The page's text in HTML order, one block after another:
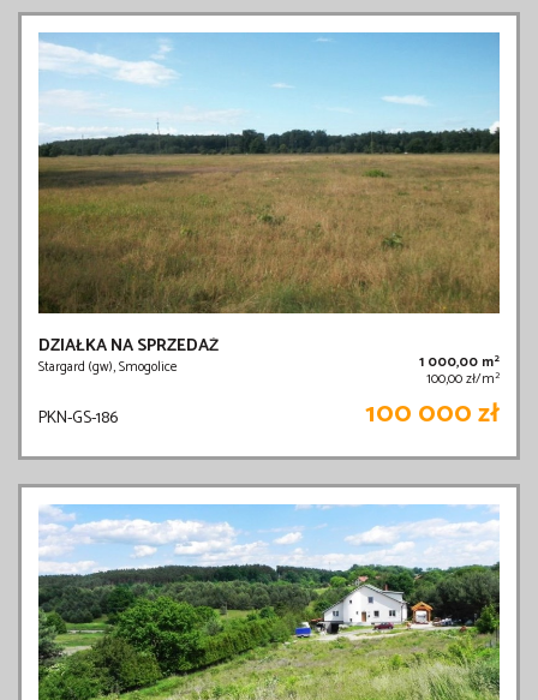
DZIAŁKA NA SPRZEDAŻ
Stargard (gw), Smogolice 1 000,00 m2
100,00 zł/m2
PKN-GS-186 100 000 zł